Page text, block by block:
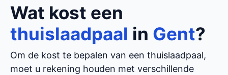
Wat kost een
thuislaadpaal in Gent?
Om de kost te bepalen van een thuislaadpaal,
moet u rekening houden met verschillende